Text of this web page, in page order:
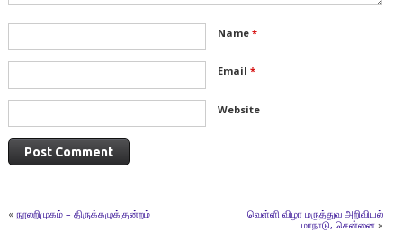
Name *
Email *
Website
« நூலறிமுகம் – திருக்கழுக்குன்றம்
வெள்ளி விழா மருத்துவ அறிவியல்
மாநாடு, சென்னை »